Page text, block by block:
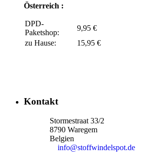
Österreich :
DPD-
Paketshop:
9,95 €
zu Hause:
15,95 €
Kontakt
Stormestraat 33/2
8790 Waregem
Belgien
info@stoffwindelspot.de